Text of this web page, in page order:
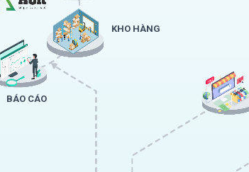
KHO HÀNG
BÁO CÁO